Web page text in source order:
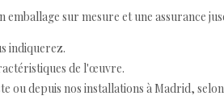
sur mesure et une assurance
indiquerez.
de l'œuvre.
ou depuis nos installations à Madrid,